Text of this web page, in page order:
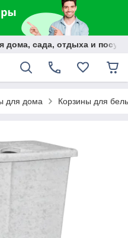
дома, сада, отдыха и
для дома Корзины для